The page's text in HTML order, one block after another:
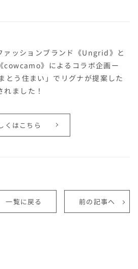
ァッションブランド《Ungrid》と
cowcamo》によるコラボ企画ー
とう住まい」でリグナが提案した
ました！
くはこちら
一覧に戻る 前の記事へ